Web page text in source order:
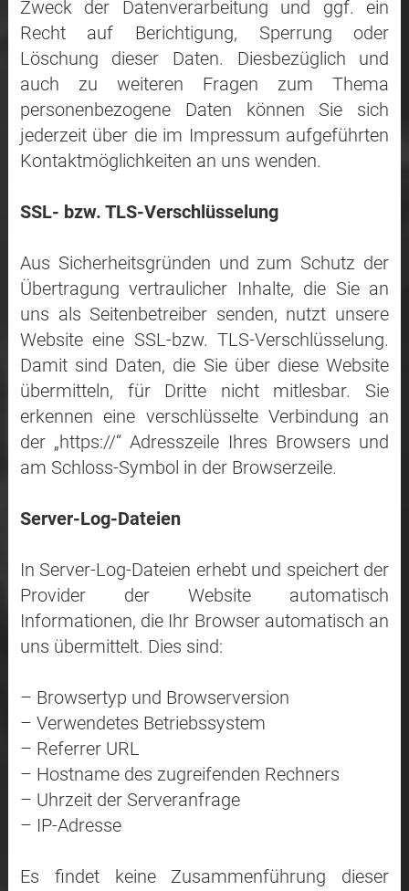
Zweck der Datenverarbeitung und ggf. ein
Recht auf Berichtigung, Sperrung oder
Löschung dieser Daten. Diesbezüglich und
auch zu weiteren Fragen zum Thema
personenbezogene Daten können Sie sich
jederzeit über die im Impressum aufgeführten
Kontaktmöglichkeiten an uns wenden.
SSL- bzw. TLS-Verschlüsselung
Aus Sicherheitsgründen und zum Schutz der
Übertragung vertraulicher Inhalte, die Sie an
uns als Seitenbetreiber senden, nutzt unsere
Website eine SSL-bzw. TLS-Verschlüsselung.
Damit sind Daten, die Sie über diese Website
übermitteln, für Dritte nicht mitlesbar. Sie
erkennen eine verschlüsselte Verbindung an
der „https://“ Adresszeile Ihres Browsers und
am Schloss-Symbol in der Browserzeile.
Server-Log-Dateien
In Server-Log-Dateien erhebt und speichert der
Provider der Website automatisch
Informationen, die Ihr Browser automatisch an
uns übermittelt. Dies sind:
– Browsertyp und Browserversion
– Verwendetes Betriebssystem
– Referrer URL
– Hostname des zugreifenden Rechners
– Uhrzeit der Serveranfrage
– IP-Adresse
Es findet keine Zusammenführung dieser